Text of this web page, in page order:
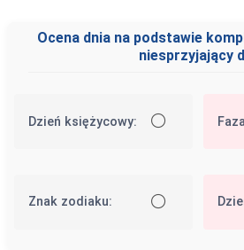
Ocena dnia na podstawie
niesprzyjający
Dzień księżycowy: ⚪
Znak zodiaku: ⚪